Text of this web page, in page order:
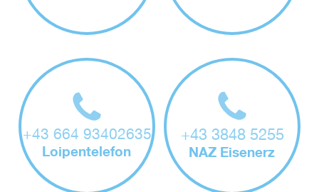
+43 664 93402635
Loipentelefon
+43 3848 5255
NAZ Eisenerz